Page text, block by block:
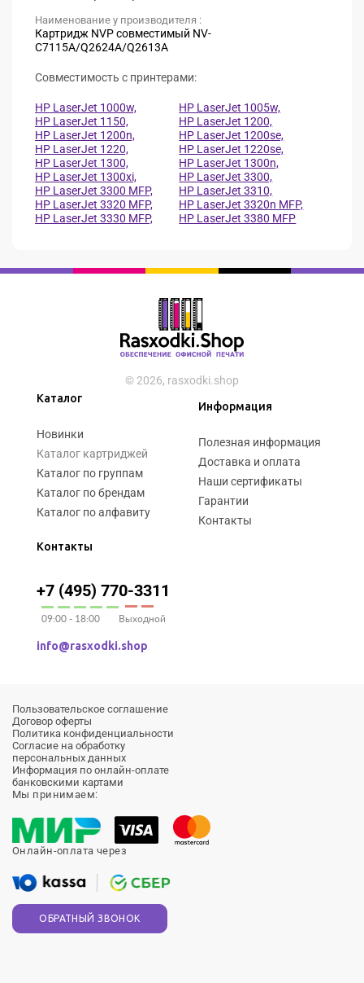
Наименование у производителя :
Картридж NVP совместимый NV-
C7115A/Q2624A/Q2613A
Совместимость с принтерами:
HP LaserJet 1000w,
HP LaserJet 1005w,
HP LaserJet 1150,
HP LaserJet 1200,
HP LaserJet 1200n,
HP LaserJet 1200se,
HP LaserJet 1220,
HP LaserJet 1220se,
HP LaserJet 1300,
HP LaserJet 1300n,
HP LaserJet 1300xi,
HP LaserJet 3300,
HP LaserJet 3300 MFP,
HP LaserJet 3310,
HP LaserJet 3320 MFP,
HP LaserJet 3320n MFP,
HP LaserJet 3330 MFP,
HP LaserJet 3380 MFP
© 2026, rasxodki.shop
Каталог
Новинки
Каталог картриджей
Каталог по группам
Каталог по брендам
Каталог по алфавиту
Информация
Полезная информация
Доставка и оплата
Наши сертификаты
Гарантии
Контакты
Контакты
+7 (495) 770-3311
09:00 - 18:00 Выходной
info@rasxodki.shop
Пользовательское соглашение
Договор оферты
Политика конфиденциальности
Согласие на обработку
персональных данных
Информация по онлайн-оплате
банковскими картами
Мы принимаем:
Онлайн-оплата через
ОБРАТНЫЙ ЗВОНОК